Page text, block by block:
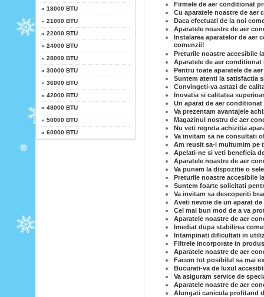
» 18000 BTU
» 21000 BTU
» 22000 BTU
» 24000 BTU
» 28000 BTU
» 30000 BTU
» 36000 BTU
» 42000 BTU
» 48000 BTU
» 50000 BTU
» 60000 BTU
Firmele de aer conditionat
Cu aparatele noastre de
Daca efectuati de la noi
Aparatele noastre de aer
Instalarea aparatelor de aer
comenzii!
Preturile noastre accesibile
Aparatele de aer
Pentru toate aparatele de
Suntem atenti la satisfactia
Convingeti-va astazi de
Inovatia si calitatea
Un aparat de aer
Va prezentam avantajele
Magazinul nostru de aer
Nu veti regreta achizitia
Va invitam sa ne consultati
Am reusit sa-i multumim pe
Apelati-ne si veti beneficia
Aparatele noastre de aer
Va punem la dispozitie o
Preturile noastre accesibile
Suntem foarte solicitati
Va invitam sa descoperiti
Aveti nevoie de un aparat
Cel mai bun mod de a va
Aparatele noastre de aer
Imediat dupa stabilirea
Intampinati dificultati in
Filtrele incorporate in
Aparatele noastre de aer
Facem tot posibilul sa mai
Bucurati-va de luxul
Va asiguram service de
Aparatele noastre de aer
Alungati canicula profitand